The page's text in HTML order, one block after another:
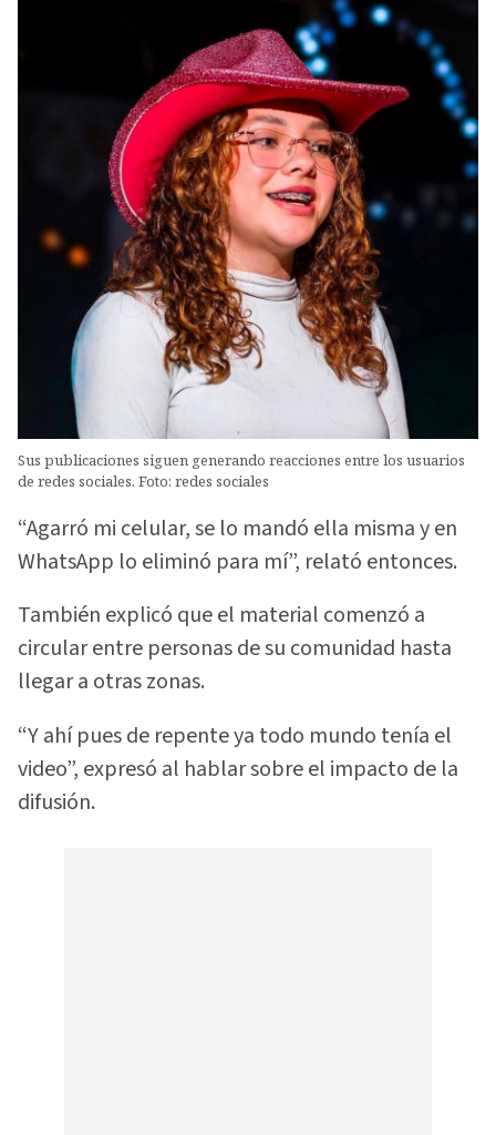
Sus publicaciones siguen generando reacciones entre los usuarios
de redes sociales. Foto: redes sociales
“Agarró mi celular, se lo mandó ella misma y en
WhatsApp lo eliminó para mí”, relató entonces.
También explicó que el material comenzó a
circular entre personas de su comunidad hasta
llegar a otras zonas.
“Y ahí pues de repente ya todo mundo tenía el
video”, expresó al hablar sobre el impacto de la
difusión.